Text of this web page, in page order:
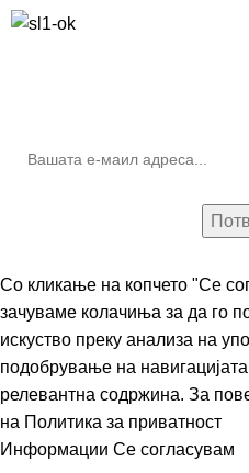
Со кликање на копчето "Се
зачуваме колачиња за да го
искуство преку анализа на
подобрување на
релевантна содржина. За
на Политика за приватност
Информации Се согласувам